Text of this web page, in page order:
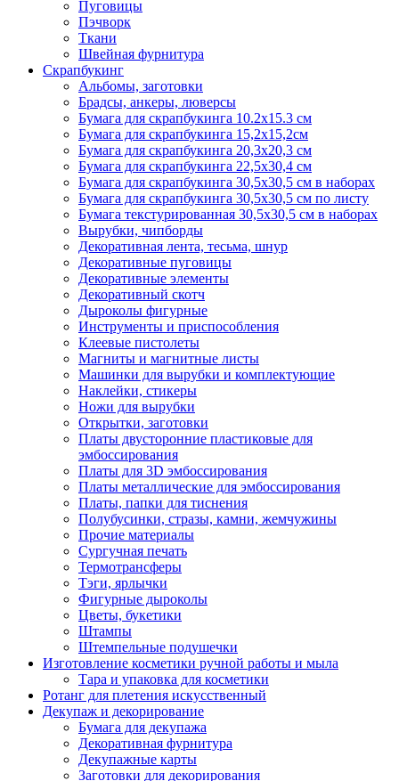
Пуговицы
Пэчворк
Ткани
Швейная фурнитура
Скрапбукинг
Альбомы, заготовки
Брадсы, анкеры, люверсы
Бумага для скрапбукинга 10.2х15.3 см
Бумага для скрапбукинга 15,2х15,2см
Бумага для скрапбукинга 20,3х20,3 см
Бумага для скрапбукинга 22,5х30,4 см
Бумага для скрапбукинга 30,5х30,5 см в наборах
Бумага для скрапбукинга 30,5х30,5 см по листу
Бумага текстурированная 30,5х30,5 см в наборах
Вырубки, чипборды
Декоративная лента, тесьма, шнур
Декоративные пуговицы
Декоративные элементы
Декоративный скотч
Дыроколы фигурные
Инструменты и приспособления
Клеевые пистолеты
Магниты и магнитные листы
Машинки для вырубки и комплектующие
Наклейки, стикеры
Ножи для вырубки
Открытки, заготовки
Платы двусторонние пластиковые для
эмбоссирования
Платы для 3D эмбоссирования
Платы металлические для эмбоссирования
Платы, папки для тиснения
Полубусинки, стразы, камни, жемчужины
Прочие материалы
Сургучная печать
Термотрансферы
Тэги, ярлычки
Фигурные дыроколы
Цветы, букетики
Штампы
Штемпельные подушечки
Изготовление косметики ручной работы и мыла
Тара и упаковка для косметики
Ротанг для плетения искусственный
Декупаж и декорирование
Бумага для декупажа
Декоративная фурнитура
Декупажные карты
Заготовки для декорирования